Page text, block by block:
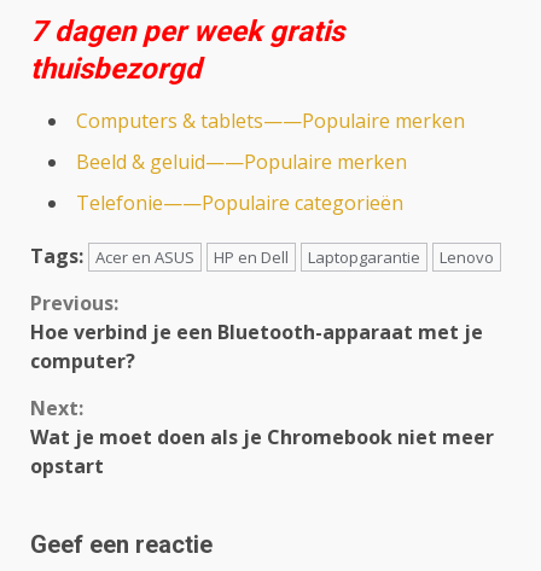
7 dagen per week gratis
thuisbezorgd
Computers & tablets——Populaire merken
Beeld & geluid——Populaire merken
Telefonie——Populaire categorieën
Tags: Acer en ASUS HP en Dell Laptopgarantie Lenovo
Continue
Reading
Previous:
Hoe verbind je een Bluetooth-apparaat met je
computer?
Next:
Wat je moet doen als je Chromebook niet meer
opstart
Geef een reactie